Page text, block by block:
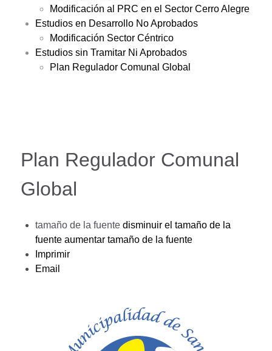
Modificación al PRC en el Sector Cerro Alegre
Estudios en Desarrollo No Aprobados
Modificación Sector Céntrico
Estudios sin Tramitar Ni Aprobados
Plan Regulador Comunal Global
Plan Regulador Comunal
Global
tamaño de la fuente disminuir el tamaño de la
fuente aumentar tamaño de la fuente
Imprimir
Email